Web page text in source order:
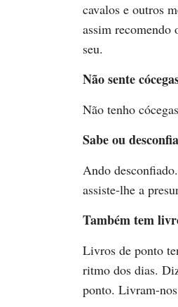
cavalos e outros
assim recomendo
seu.
Não sente
Não tenho
Sabe ou
Ando
assiste-lhe a
Também tem
Livros de ponto
ritmo dos dias.
ponto. Livram-